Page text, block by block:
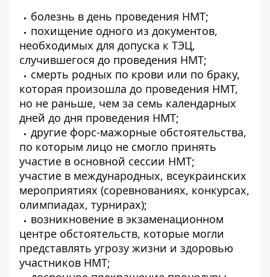
болезнь в день проведения НМТ;
похищение одного из документов,
необходимых для допуска к ТЭЦ,
случившегося до проведения НМТ;
смерть родных по крови или по браку,
которая произошла до проведения НМТ,
но не раньше, чем за семь календарных
дней до дня проведения НМТ;
другие форс-мажорные обстоятельства,
по которым лицо не смогло принять
участие в основной сессии НМТ;
участие в международных, всеукраинских
мероприятиях (соревнованиях, конкурсах,
олимпиадах, турнирах);
возникновение в экзаменационном
центре обстоятельств, которые могли
представлять угрозу жизни и здоровью
участников НМТ;